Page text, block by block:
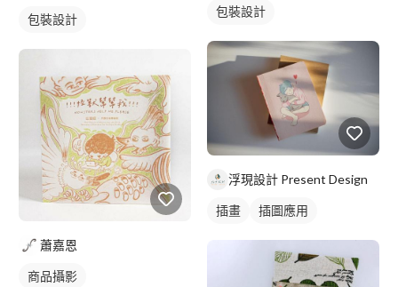
包裝設計
蕭嘉恩
商品攝影
包裝設計
浮現設計 Present Design
插畫 插圖應用